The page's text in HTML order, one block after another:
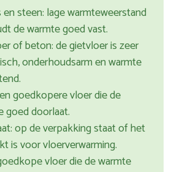
steen: lage warmteweerstand
de warmte goed vast.
of beton: de gietvloer is zeer
onderhoudsarm en warmte
goedkopere vloer die de
goed doorlaat.
op de verpakking staat of het
is voor vloerverwarming.
vloer die de warmte